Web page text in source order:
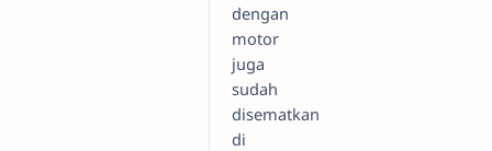
dengan
motor
juga
sudah
disematkan
di